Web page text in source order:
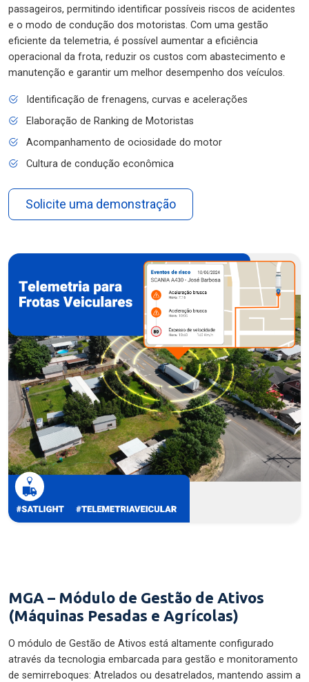
passageiros, permitindo identificar possíveis riscos de acidentes
e o modo de condução dos motoristas. Com uma gestão
eficiente da telemetria, é possível aumentar a eficiência
operacional da frota, reduzir os custos com abastecimento e
manutenção e garantir um melhor desempenho dos veículos.
Identificação de frenagens, curvas e acelerações
Elaboração de Ranking de Motoristas
Acompanhamento de ociosidade do motor
Cultura de condução econômica
Solicite uma demonstração
MGA – Módulo de Gestão de Ativos
(Máquinas Pesadas e Agrícolas)
O módulo de Gestão de Ativos está altamente configurado
através da tecnologia embarcada para gestão e monitoramento
de semirreboques: Atrelados ou desatrelados, mantendo assim a